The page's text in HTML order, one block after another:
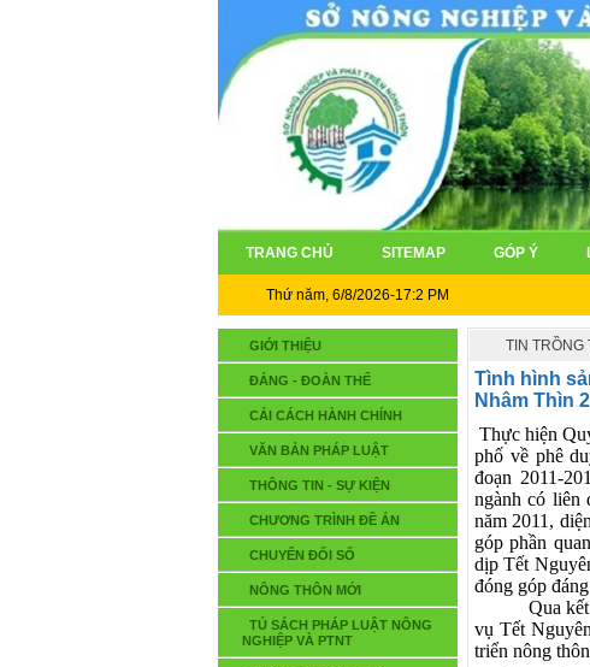
TRANG CHỦ SITEMAP GÓP Ý
Thứ năm, 6/8/2026-17:2 PM
GIỚI THIỆU
ĐẢNG - ĐOÀN THỂ
CẢI CÁCH HÀNH CHÍNH
VĂN BẢN PHÁP LUẬT
THÔNG TIN - SỰ KIỆN
CHƯƠNG TRÌNH ĐỀ ÁN
CHUYỂN ĐỔI SỐ
NÔNG THÔN MỚI
TỦ SÁCH PHÁP LUẬT NÔNG
NGHIỆP VÀ PTNT
TIN TRỒNG
Tình hình
Nhâm Thìn
Thực hiện
phố về phê
đoạn 2011-
ngành có liên
năm 2011,
góp phần
dịp Tết
đóng góp
Qua kết
vụ Tết
triển nông